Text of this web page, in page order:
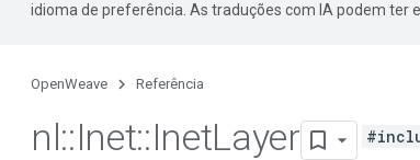
idioma de preferência. As traduções com IA podem ter
OpenWeave Referência
nl::Inet::InetLayer